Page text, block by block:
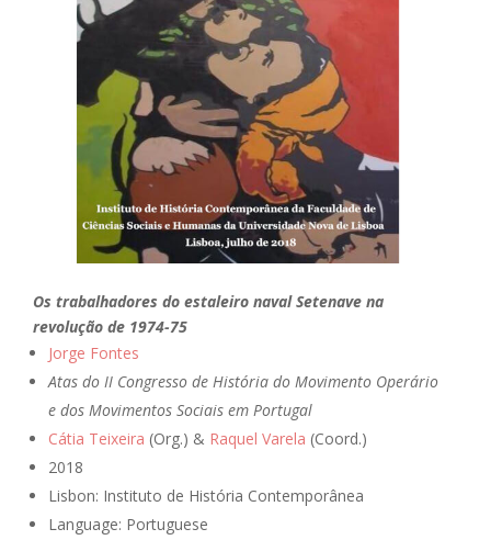
Os trabalhadores do estaleiro naval Setenave na
revolução de 1974-75
Jorge Fontes
Atas do II Congresso de História do Movimento Operário
e dos Movimentos Sociais em Portugal
Cátia Teixeira (Org.) & Raquel Varela (Coord.)
2018
Lisbon: Instituto de História Contemporânea
Language: Portuguese